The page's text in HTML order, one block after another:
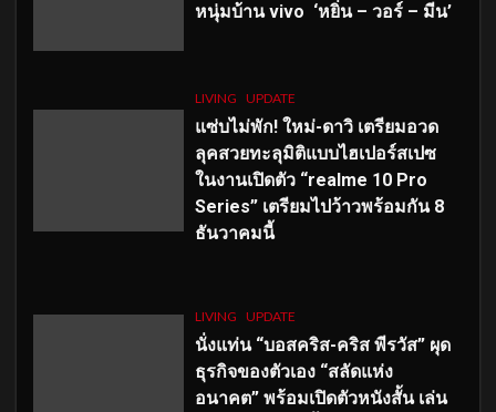
หนุ่มบ้าน vivo ‘หยิ่น – วอร์ – มีน’
LIVING UPDATE
แซ่บไม่พัก! ใหม่-ดาวิ เตรียมอวด
ลุคสวยทะลุมิติแบบไฮเปอร์สเปซ
ในงานเปิดตัว “realme 10 Pro
Series” เตรียมไปว้าวพร้อมกัน 8
ธันวาคมนี้
LIVING UPDATE
นั่งแท่น “บอสคริส-คริส พีรวัส” ผุด
ธุรกิจของตัวเอง “สลัดแห่ง
อนาคต” พร้อมเปิดตัวหนังสั้น เล่น